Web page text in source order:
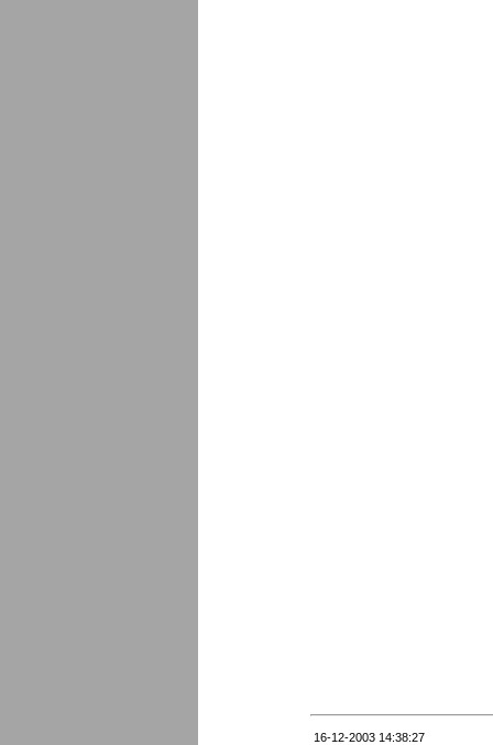
16-12-2003 14:38:27